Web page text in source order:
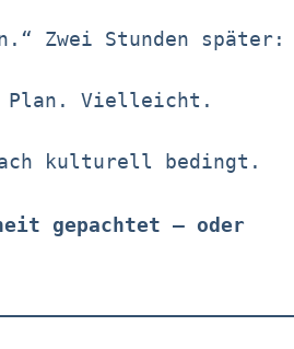
Zwei Stunden später:
Plan. Vielleicht.
kulturell bedingt.
gepachtet – oder